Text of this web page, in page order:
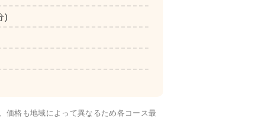
)
価格も地域によって異なるため各コース最